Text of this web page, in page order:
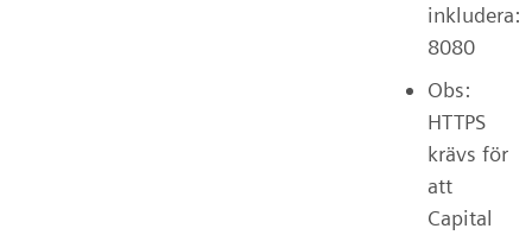
inkludera:
8080
Obs:
HTTPS
krävs för
att
Capital